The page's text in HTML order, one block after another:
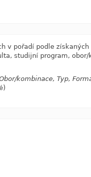
v pořadí podle
studijní program, obor/
kombinace, Typ,